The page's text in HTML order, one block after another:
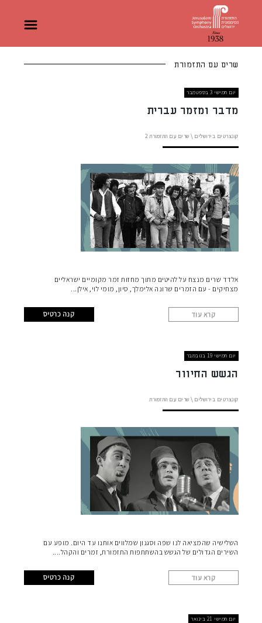
שרים עם התזמורת
יום חמישי 3 בספטמבר
קונצרטים בירושלים \ שרים עם התזמורת2
מדבר ומזמר עברית
אלדד שרים מנצח על להיטים מתוך מחזות זמר מקומיים ישראליים
מצחיקים - עם הזמרים שרונה אלימלך, סיון, מומי לוי, אילן
קרא עוד קנה כרטיס
יום חמישי 19 בנובמבר
קונצרטים בירושלים \ שרים עם התזמורת
הגשש החיוור
השלישיה שהמציאה לנו שפה וסגנון שמלווים אותנו עד היום. מופע עם
השירים הגדולים של הגשש בהשתתפות התזמורת, זמרים והקהל.
קרא עוד קנה כרטיס
יום חמישי 21 בינואר